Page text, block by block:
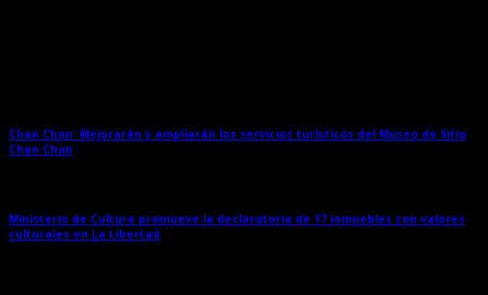
Chan Chan: Mejorarán y ampliarán los servicios turísticos del Museo de Sitio
Chan Chan
Ministerio de Cultura promueve la declaratoria de 17 inmuebles con valores
culturales en La Libertad